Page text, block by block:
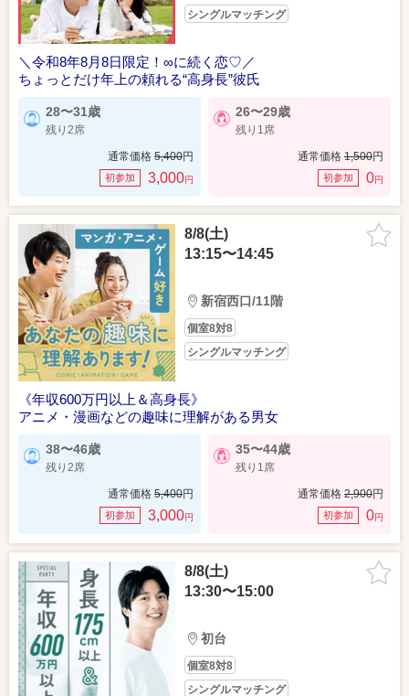
シングルマッチング
＼令和8年8月8日限定！∞に続く恋♡／
ちょっとだけ年上の頼れる“高身長”彼氏
28〜31歳
残り2席
通常価格 5,400円
初参加 3,000円
26〜29歳
残り1席
通常価格 1,500円
初参加 0円
8/8(土)
13:15〜14:45
新宿西口/11階
個室8対8
シングルマッチング
《年収600万円以上＆高身長》
アニメ・漫画などの趣味に理解がある男女
38〜46歳
残り2席
通常価格 5,400円
初参加 3,000円
35〜44歳
残り1席
通常価格 2,900円
初参加 0円
8/8(土)
13:30〜15:00
初台
個室8対8
シングルマッチング